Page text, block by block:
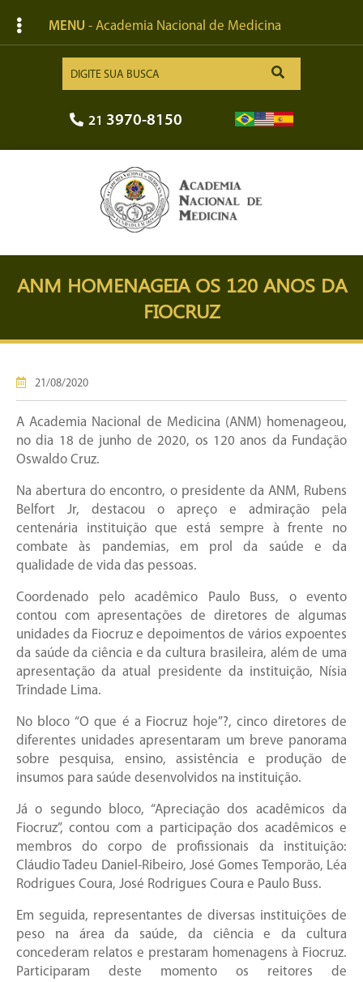
MENU - Academia Nacional de Medicina
21 3970-8150
ANM HOMENAGEIA OS 120 ANOS DA
FIOCRUZ
21/08/2020
A Academia Nacional de Medicina (ANM) homenageou,
no dia 18 de junho de 2020, os 120 anos da Fundação
Oswaldo Cruz.
Na abertura do encontro, o presidente da ANM, Rubens
Belfort Jr, destacou o apreço e admiração pela
centenária instituição que está sempre à frente no
combate às pandemias, em prol da saúde e da
qualidade de vida das pessoas.
Coordenado pelo acadêmico Paulo Buss, o evento
contou com apresentações de diretores de algumas
unidades da Fiocruz e depoimentos de vários expoentes
da saúde da ciência e da cultura brasileira, além de uma
apresentação da atual presidente da instituição, Nísia
Trindade Lima.
No bloco “O que é a Fiocruz hoje”?, cinco diretores de
diferentes unidades apresentaram um breve panorama
sobre pesquisa, ensino, assistência e produção de
insumos para saúde desenvolvidos na instituição.
Já o segundo bloco, “Apreciação dos acadêmicos da
Fiocruz”, contou com a participação dos acadêmicos e
membros do corpo de profissionais da instituição:
Cláudio Tadeu Daniel-Ribeiro, José Gomes Temporão, Léa
Rodrigues Coura, José Rodrigues Coura e Paulo Buss.
Em seguida, representantes de diversas instituições de
peso na área da saúde, da ciência e da cultura
concederam relatos e prestaram homenagens à Fiocruz.
Participaram deste momento os reitores de